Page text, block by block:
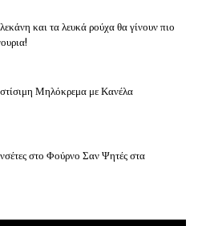
και τα λευκά ρούχα θα γίνουν πιο
Μηλόκρεμα με Κανέλα
στο Φούρνο Σαν Ψητές στα